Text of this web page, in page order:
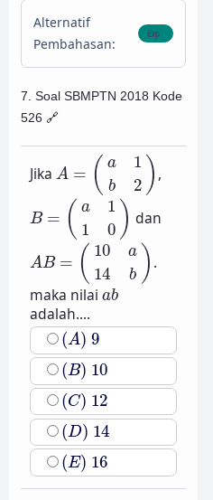
Alternatif
Pembahasan:
7. Soal SBMPTN 2018 Kode
526 🔗
Jika A = ( a 1
b 2 )
A=(a1b2)
,
B = ( a
1
1
0 )
110 )
dan
AB = ( 10 a
14 b )
10a14b )
.
maka nilai ab
ab
adalah....
(A) 9
(A)9
(B) 10
(B)10
(C) 12
(C)12
(D) 14
(D)14
(E) 16
(E)16